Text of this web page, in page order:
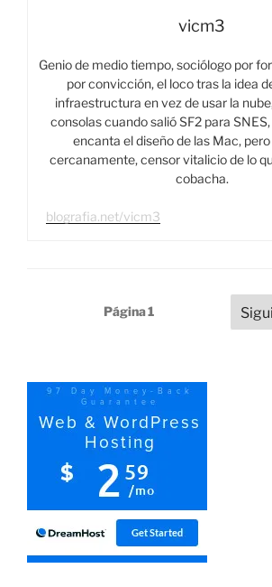
vicm3
Genio de medio tiempo, sociólogo por
por convicción, el loco tras la idea
infraestructura en vez de usar la
consolas cuando salió SF2 para
encanta el diseño de las Mac,
cercanamente, censor vitalicio de lo
cobacha.
blografia.net/vicm3
PaginaciónPágina1